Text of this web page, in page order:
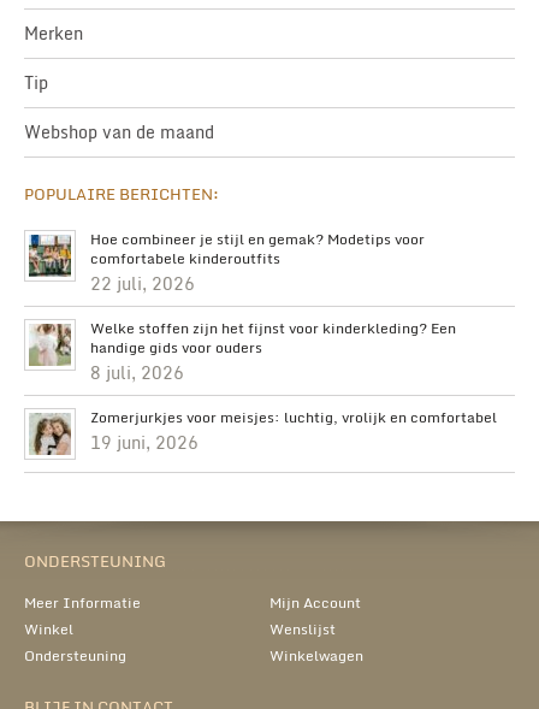
Merken
Tip
Webshop van de maand
POPULAIRE BERICHTEN:
Hoe combineer je stijl en gemak? Modetips voor
comfortabele kinderoutfits
22 juli, 2026
Welke stoffen zijn het fijnst voor kinderkleding? Een
handige gids voor ouders
8 juli, 2026
Zomerjurkjes voor meisjes: luchtig, vrolijk en comfortabel
19 juni, 2026
ONDERSTEUNING
Meer Informatie
Mijn Account
Winkel
Wenslijst
Ondersteuning
Winkelwagen